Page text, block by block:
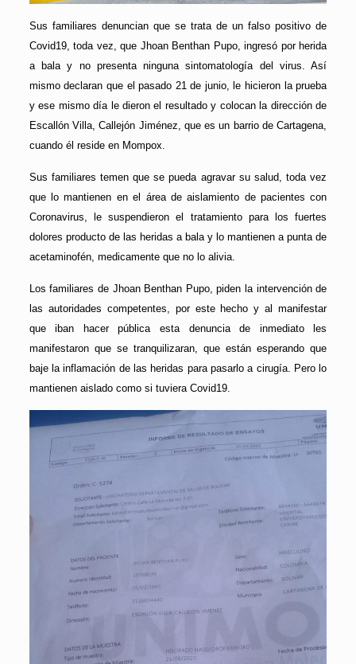
Sus familiares denuncian que se trata de un falso positivo de
Covid19, toda vez, que Jhoan Benthan Pupo, ingresó por herida
a bala y no presenta ninguna sintomatología del virus. Así
mismo declaran que el pasado 21 de junio, le hicieron la prueba
y ese mismo día le dieron el resultado y colocan la dirección de
Escallón Villa, Callejón Jiménez, que es un barrio de Cartagena,
cuando él reside en Mompox.
Sus familiares temen que se pueda agravar su salud, toda vez
que lo mantienen en el área de aislamiento de pacientes con
Coronavirus, le suspendieron el tratamiento para los fuertes
dolores producto de las heridas a bala y lo mantienen a punta de
acetaminofén, medicamente que no lo alivia.
Los familiares de Jhoan Benthan Pupo, piden la intervención de
las autoridades competentes, por este hecho y al manifestar
que iban hacer pública esta denuncia de inmediato les
manifestaron que se tranquilizaran, que están esperando que
baje la inflamación de las heridas para pasarlo a cirugía. Pero lo
mantienen aislado como si tuviera Covid19.